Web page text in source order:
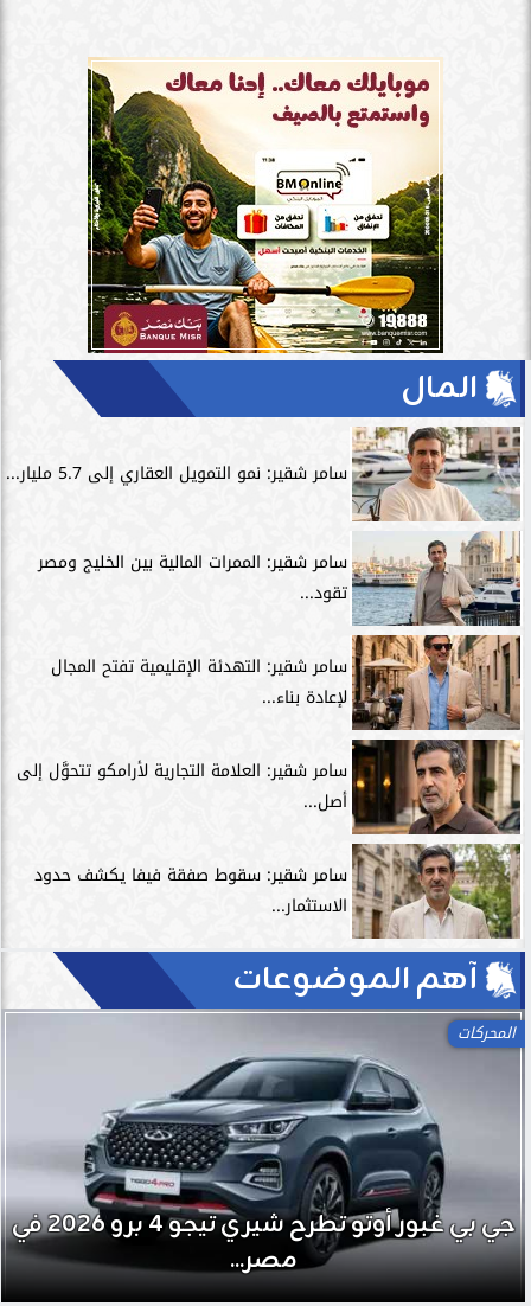
المال
سامر شقير: نمو التمويل العقاري إلى 5.7 مليار...
سامر شقير: الممرات المالية بين الخليج ومصر
تقود...
سامر شقير: التهدئة الإقليمية تفتح المجال
لإعادة بناء...
سامر شقير: العلامة التجارية لأرامكو تتحوَّل إلى
أصل...
سامر شقير: سقوط صفقة فيفا يكشف حدود
الاستثمار...
آهم الموضوعات
المحركات
جي بي غبور أوتو تطرح شيري تيجو 4 برو 2026 في
مصر...